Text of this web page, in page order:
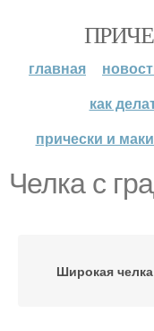
главная
как
прически и
Челка с
Широкая челка